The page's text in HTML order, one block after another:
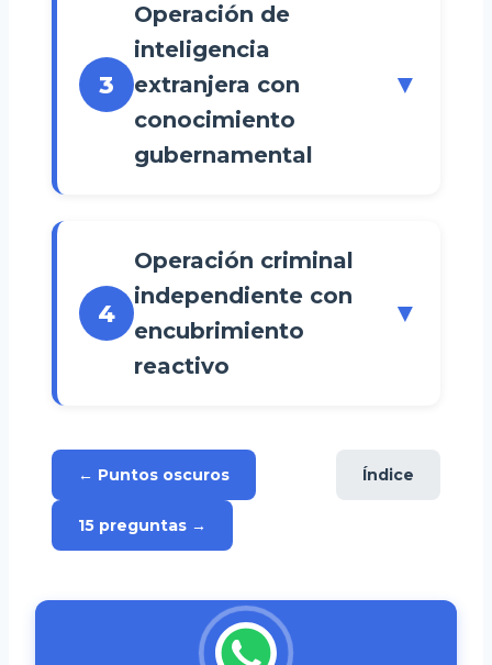
3
Operación de
inteligencia
extranjera con
conocimiento
gubernamental
▼
4
Operación criminal
independiente con
encubrimiento
reactivo
▼
← Puntos oscuros Índice
15 preguntas →